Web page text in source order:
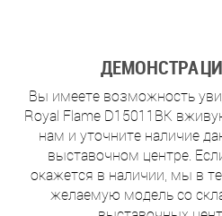
Вы имеете возможность
Royal Flame D15011BK
нам и уточните наличие
выставочном центре.
окажется в наличии, мы в
желаемую модель со